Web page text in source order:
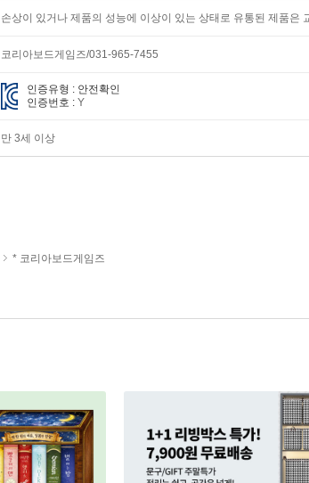
손상이 있거나 제품의 성능에 이상이 있는 상태로 유통된 제품은
코리아보드게임즈/031-965-7455
인증유형 : 안전확인
인증번호 :Y
만 3세 이상
* 코리아보드게임즈